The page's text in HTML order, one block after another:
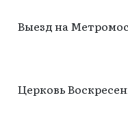
Выезд на
Церковь